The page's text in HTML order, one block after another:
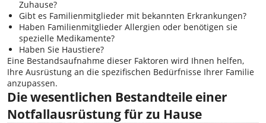
Zuhause?
Gibt es Familienmitglieder mit bekannten Erkrankungen?
Haben Familienmitglieder Allergien oder benötigen sie
spezielle Medikamente?
Haben Sie Haustiere?
Eine Bestandsaufnahme dieser Faktoren wird Ihnen helfen,
Ihre Ausrüstung an die spezifischen Bedürfnisse Ihrer Familie
anzupassen.
Die wesentlichen Bestandteile einer
Notfallausrüstung für zu Hause